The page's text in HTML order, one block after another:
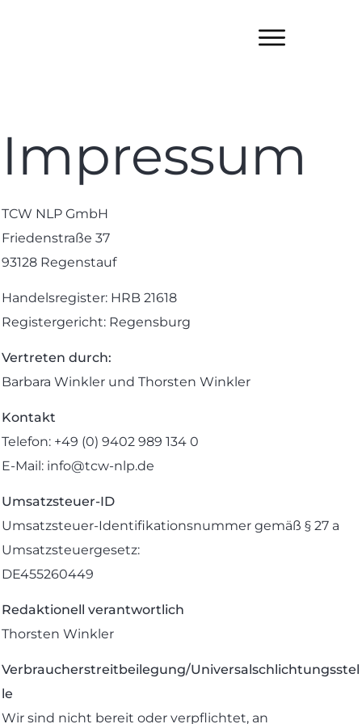
Impressum
TCW NLP GmbH
Friedenstraße 37
93128 Regenstauf
Handelsregister: HRB 21618
Registergericht: Regensburg
Vertreten durch:
Barbara Winkler und Thorsten Winkler
Kontakt
Telefon: +49 (0) 9402 989 134 0
E-Mail: info@tcw-nlp.de
Umsatzsteuer-ID
Umsatzsteuer-Identifikationsnummer gemäß § 27 a
Umsatzsteuergesetz:
DE455260449
Redaktionell verantwortlich
Thorsten Winkler
Verbraucherstreitbeilegung/Universalschlichtungsstel
le
Wir sind nicht bereit oder verpflichtet, an